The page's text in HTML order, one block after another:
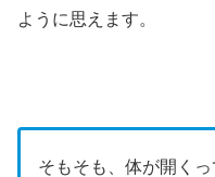
ように思えます。
そもそも、体が開く